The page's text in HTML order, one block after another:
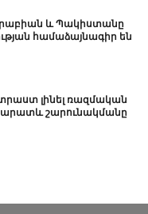
և Պակիստանը
համաձայնագիր են
լինել ռազմական
շարունակմանը